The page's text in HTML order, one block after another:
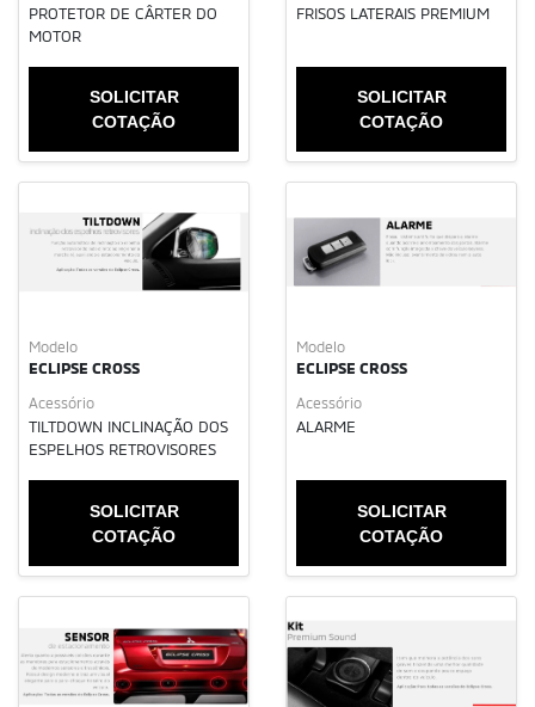
PROTETOR DE CÂRTER DO
MOTOR
SOLICITAR
COTAÇÃO
FRISOS LATERAIS PREMIUM
SOLICITAR
COTAÇÃO
Modelo
ECLIPSE CROSS
Acessório
TILTDOWN INCLINAÇÃO DOS
ESPELHOS RETROVISORES
SOLICITAR
COTAÇÃO
Modelo
ECLIPSE CROSS
Acessório
ALARME
SOLICITAR
COTAÇÃO